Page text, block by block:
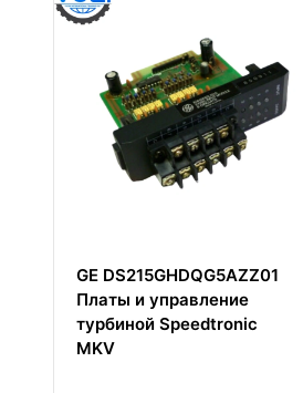
GE DS215GHDQG5AZZ01
Платы и управление
турбиной Speedtronic